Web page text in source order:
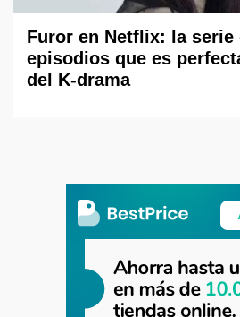
Furor en Netflix: la serie
episodios que es
del K-drama